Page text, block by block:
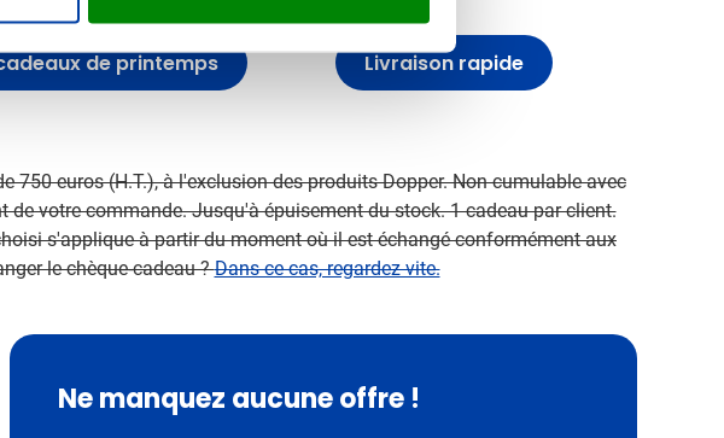
de printemps Livraison rapide
euros (H.T.), à l'exclusion des produits Dopper. Non cumulable avec
votre commande. Jusqu'à épuisement du stock. 1 cadeau par client.
s'applique à partir du moment où il est échangé conformément aux
le chèque-cadeau ?Dans ce cas, regardez vite.
Ne manquez aucune offre !